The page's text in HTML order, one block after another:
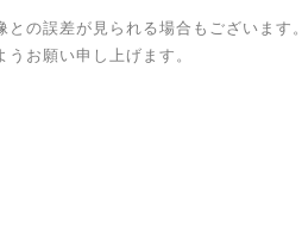
の誤差が見られる場合もございます。
お願い申し上げます。